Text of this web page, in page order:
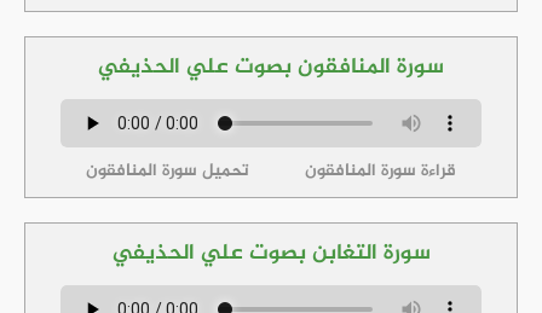
سورة المنافقون بصوت علي الحذيفي
قراءة سورة المنافقون تحميل سورة المنافقون
سورة التغابن بصوت علي الحذيفي